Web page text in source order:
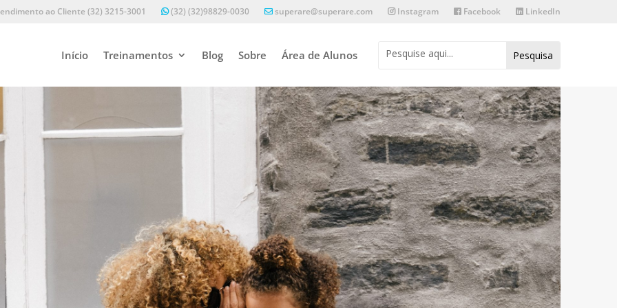
ao Cliente (32) 3215-3001 (32) (32)98829-0030 superare@superare.com Instagram Facebook LinkedIn
Início Treinamentos Blog Sobre Área de Alunos